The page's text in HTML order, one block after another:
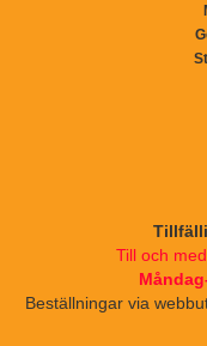
Till och
Beställningar via